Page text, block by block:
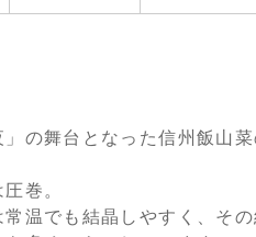
の舞台となった信州飯山
巻。
温でも結晶しやすく、そ